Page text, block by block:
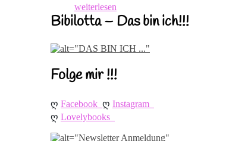
weiterlesen
Bibilotta – Das bin ich!!!
Folge mir !!!
ღ Facebook ღ Instagram
ღ Lovelybooks